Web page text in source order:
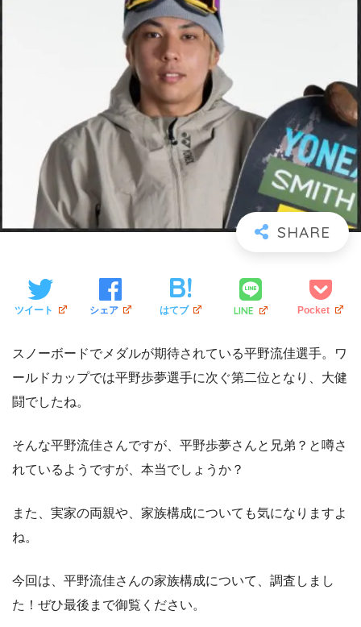
ツイート シェア はてブ LINE Pocket
スノーボードでメダルが期待されている平野流佳選手。ワ
ールドカップでは平野歩夢選手に次ぐ第二位となり、大健
闘でしたね。
そんな平野流佳さんですが、平野歩夢さんと兄弟？と噂さ
れているようですが、本当でしょうか？
また、実家の両親や、家族構成についても気になりますよ
ね。
今回は、平野流佳さんの家族構成について、調査しまし
た！ぜひ最後まで御覧ください。